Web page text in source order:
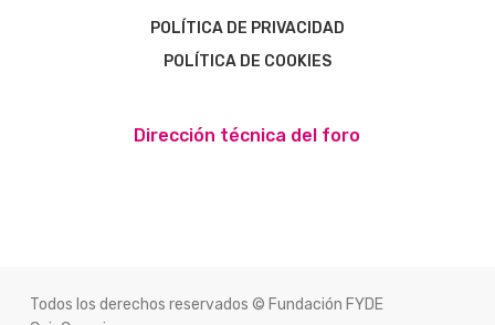
POLÍTICA DE PRIVACIDAD
POLÍTICA DE COOKIES
Dirección técnica del foro
Todos los derechos reservados © Fundación FYDE